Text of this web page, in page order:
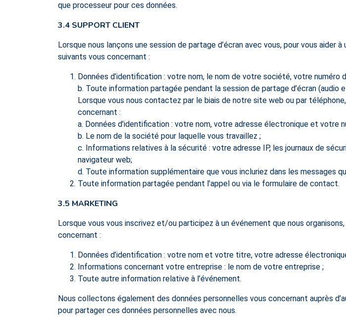
que processeur pour ces données.
3.4 SUPPORT CLIENT
Lorsque nous lançons une session de partage d’écran avec vous, pour vous
suivants vous concernant :
Données d’identification : votre nom, le nom de votre société, votre
b. Toute information partagée pendant la session de partage d’écran (audio
Lorsque vous nous contactez par le biais de notre site web ou par
concernant :
a. Données d’identification : votre nom, votre adresse électronique et votre
b. Le nom de la société pour laquelle vous travaillez ;
c. Informations relatives à la sécurité : votre adresse IP, les journaux de
navigateur web;
d. Toute information supplémentaire que vous incluriez dans les messages
Toute information partagée pendant l’appel ou via le formulaire de contact.
3.5 MARKETING
Lorsque vous vous inscrivez et/ou participez à un événement que nous
concernant :
Données d’identification : votre nom et votre titre, votre adresse
Informations concernant votre entreprise : le nom de votre entreprise ;
Toute autre information relative à l’événement.
Nous collectons également des données personnelles vous concernant auprès
pour partager ces données personnelles avec nous.